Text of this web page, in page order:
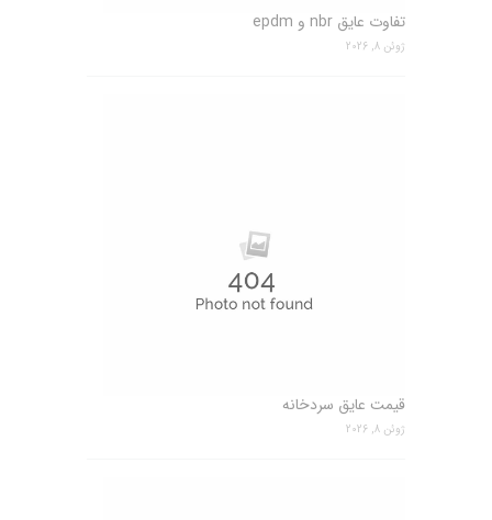
تفاوت عایق nbr و epdm
ژوئن 8, 2026
قیمت عایق سردخانه
ژوئن 8, 2026